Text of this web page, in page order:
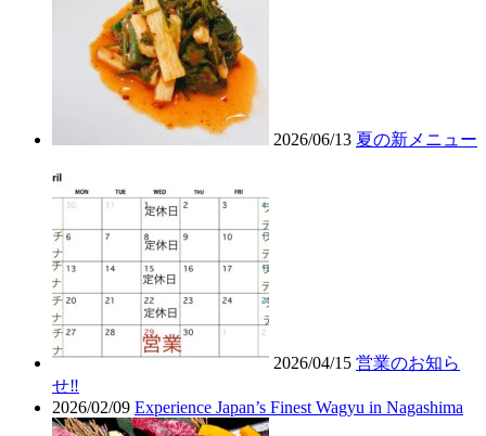
2026/06/13 夏の新メニュー
2026/04/15 営業のお知ら
せ‼︎
2026/02/09 Experience Japan’s Finest Wagyu in Nagashima